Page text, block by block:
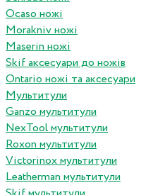
Ocaso ножі
Morakniv ножі
Maserin ножі
Skif аксесуари до ножів
Ontario ножі та аксесуари
Мультитули
Ganzo мультитули
NexTool мультитули
Roxon мультитули
Victorinox мультитули
Leatherman мультитули